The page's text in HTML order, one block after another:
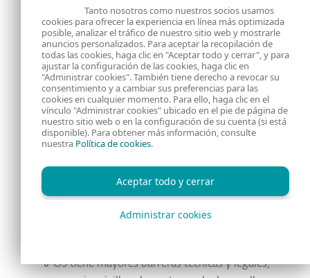
Compara con versiones legítimas si
sospechas de una aplicación troyanizada.
Mantente actualizado: el ecosistema móvil
cambia constantemente. Sigue fuentes
como VirusTotal, Koodous y WeLiveSecurity.
Conclusión
Entre iOS y Android, como pudimos
observar, existen diferencias entre las que
podemos destacar:
OS tiene mayores barreras técnicas y legales,
Tanto nosotros como nuestros socios usamos
cookies para ofrecer la experiencia en línea más optimizada
posible, analizar el tráfico de nuestro sitio web y mostrarle
anuncios personalizados. Para aceptar la recopilación de
todas las cookies, haga clic en "Aceptar todo y cerrar", y para
ajustar la configuración de las cookies, haga clic en
"Administrar cookies". También tiene derecho a revocar su
consentimiento y a cambiar sus preferencias para las
cookies en cualquier momento. Para ello, haga clic en el
vínculo "Administrar cookies" ubicado en el pie de página de
nuestro sitio web o en la configuración de su cuenta (si está
disponible). Para obtener más información, consulte
nuestra Política de cookies.
Aceptar todo y cerrar
Administrar cookies